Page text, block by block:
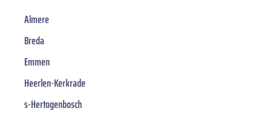
Almere
Breda
Emmen
Heerlen-Kerkrade
s-Hertogenbosch